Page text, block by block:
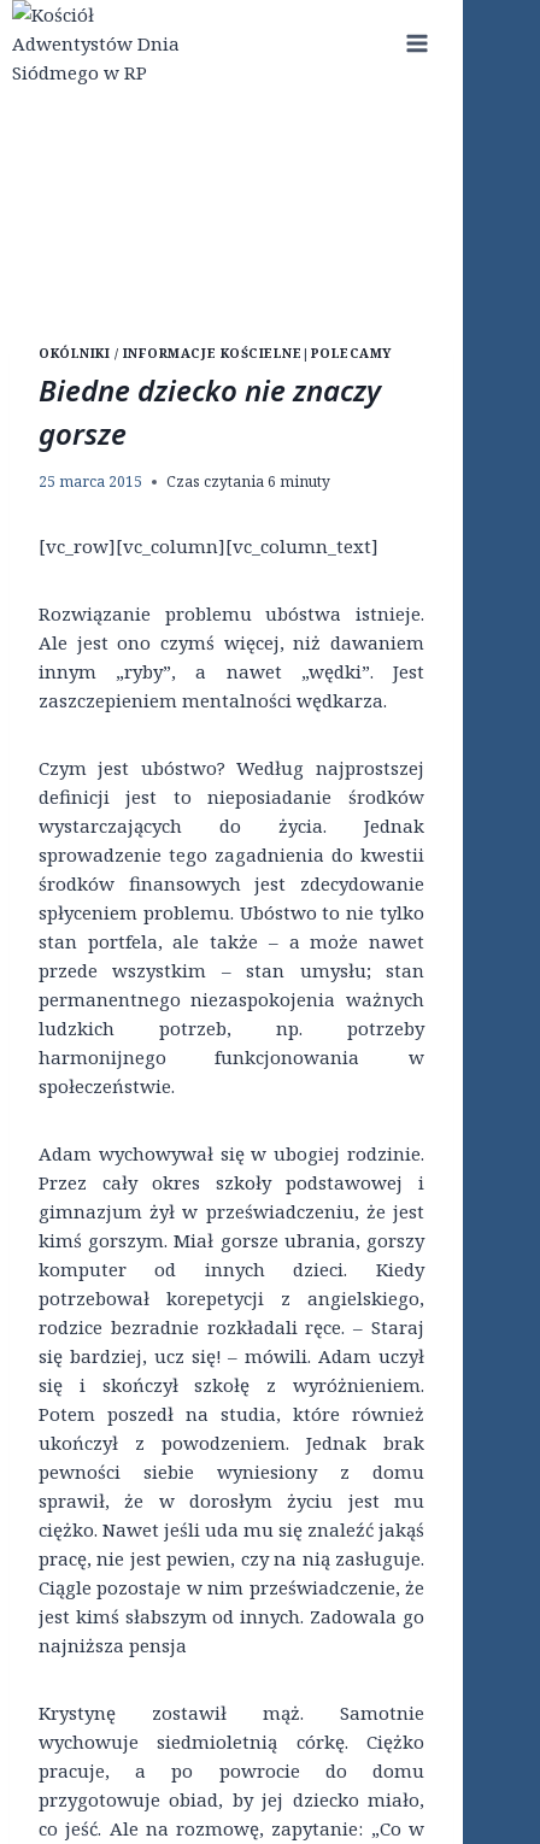
Przejdź
do
treści
OKÓLNIKI / INFORMACJE KOŚCIELNE | POLECAMY
Biedne dziecko nie znaczy
gorsze
25 marca 2015 Czas czytania6 minuty
[vc_row][vc_column][vc_column_text]
Rozwiązanie problemu ubóstwa istnieje.
Ale jest ono czymś więcej, niż dawaniem
innym „ryby”, a nawet „wędki”. Jest
zaszczepieniem mentalności wędkarza.
Czym jest ubóstwo? Według najprostszej
definicji jest to nieposiadanie środków
wystarczających do życia. Jednak
sprowadzenie tego zagadnienia do kwestii
środków finansowych jest zdecydowanie
spłyceniem problemu. Ubóstwo to nie tylko
stan portfela, ale także – a może nawet
przede wszystkim – stan umysłu; stan
permanentnego niezaspokojenia ważnych
ludzkich potrzeb, np. potrzeby
harmonijnego funkcjonowania w
społeczeństwie.
Adam wychowywał się w ubogiej rodzinie.
Przez cały okres szkoły podstawowej i
gimnazjum żył w przeświadczeniu, że jest
kimś gorszym. Miał gorsze ubrania, gorszy
komputer od innych dzieci. Kiedy
potrzebował korepetycji z angielskiego,
rodzice bezradnie rozkładali ręce. – Staraj
się bardziej, ucz się! – mówili. Adam uczył
się i skończył szkołę z wyróżnieniem.
Potem poszedł na studia, które również
ukończył z powodzeniem. Jednak brak
pewności siebie wyniesiony z domu
sprawił, że w dorosłym życiu jest mu
ciężko. Nawet jeśli uda mu się znaleźć jakąś
pracę, nie jest pewien, czy na nią zasługuje.
Ciągle pozostaje w nim przeświadczenie, że
jest kimś słabszym od innych. Zadowala go
najniższa pensja
Krystynę zostawił mąż. Samotnie
wychowuje siedmioletnią córkę. Ciężko
pracuje, a po powrocie do domu
przygotowuje obiad, by jej dziecko miało,
co jeść. Ale na rozmowę, zapytanie: „Co w